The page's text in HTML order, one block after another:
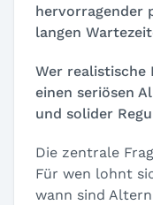
hervorragender
langen
Wer
einen seriösen
und solider
Die zentrale
Für wen lohnt
wann sind